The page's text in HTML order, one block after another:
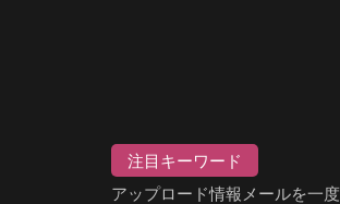
注目キーワード
アップロード情報メールを一